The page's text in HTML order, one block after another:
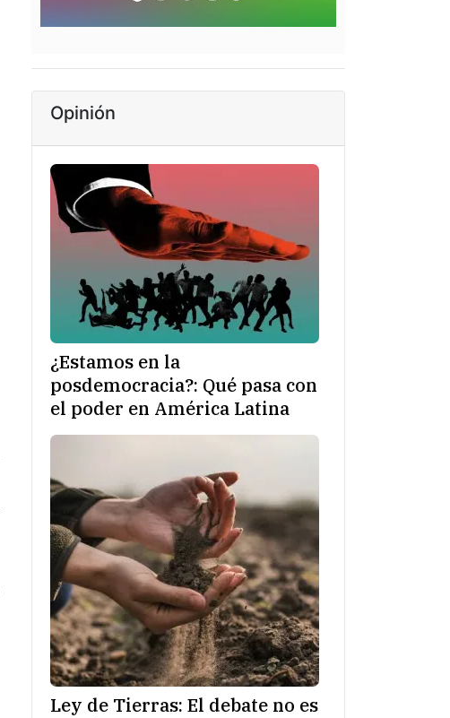
Opinión
¿Estamos en la
posdemocracia?: Qué pasa con
el poder en América Latina
Ley de Tierras: El debate no es